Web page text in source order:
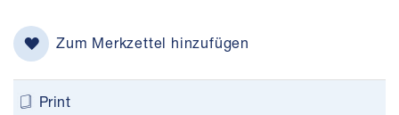
Zum Merkzettel hinzufügen
Print